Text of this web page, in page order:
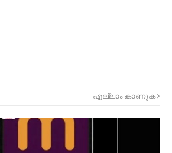
എല്ലാം കാണുക